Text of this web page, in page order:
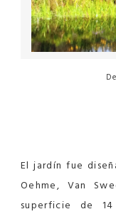
El jardín fue
Oehme, Van
superficie de